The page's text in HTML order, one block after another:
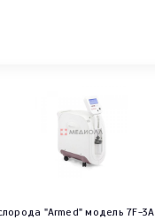
"Armed" модель 7F-3А